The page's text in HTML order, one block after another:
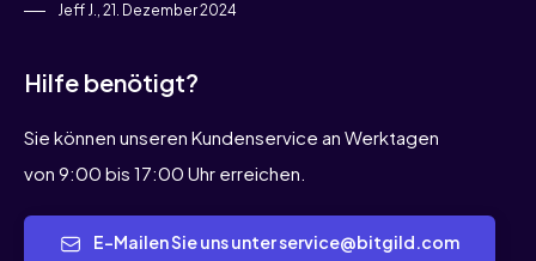
Jeff J., 21. Dezember 2024
Hilfe benötigt?
Sie können unseren Kundenservice an Werktagen
von 9:00 bis 17:00 Uhr erreichen.
E-Mailen Sie uns unter service@bitgild.com